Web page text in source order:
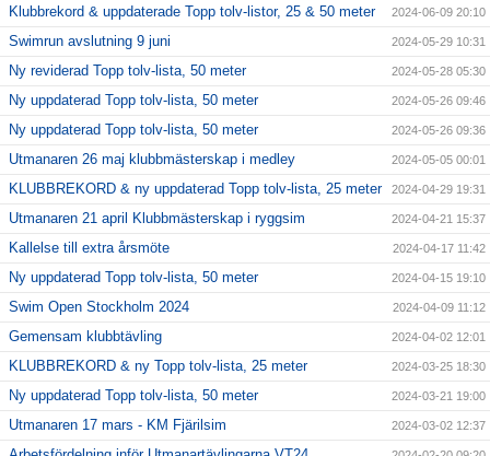
Klubbrekord & uppdaterade Topp tolv-listor, 25 & 50 meter 2024-06-09 20:10
Swimrun avslutning 9 juni 2024-05-29 10:31
Ny reviderad Topp tolv-lista, 50 meter 2024-05-28 05:30
Ny uppdaterad Topp tolv-lista, 50 meter 2024-05-26 09:46
Ny uppdaterad Topp tolv-lista, 50 meter 2024-05-26 09:36
Utmanaren 26 maj klubbmästerskap i medley 2024-05-05 00:01
KLUBBREKORD & ny uppdaterad Topp tolv-lista, 25 meter 2024-04-29 19:31
Utmanaren 21 april Klubbmästerskap i ryggsim 2024-04-21 15:37
Kallelse till extra årsmöte 2024-04-17 11:42
Ny uppdaterad Topp tolv-lista, 50 meter 2024-04-15 19:10
Swim Open Stockholm 2024 2024-04-09 11:12
Gemensam klubbtävling 2024-04-02 12:01
KLUBBREKORD & ny Topp tolv-lista, 25 meter 2024-03-25 18:30
Ny uppdaterad Topp tolv-lista, 50 meter 2024-03-21 19:00
Utmanaren 17 mars - KM Fjärilsim 2024-03-02 12:37